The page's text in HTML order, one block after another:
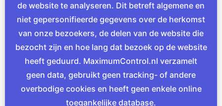
de website te analyseren. Dit betreft algemene en
niet gepersonifieerde gegevens over de herkomst
van onze bezoekers, de delen van de website die
bezocht zijn en hoe lang dat bezoek op de website
heeft geduurd. MaximumControl.nl verzamelt
geen data, gebruikt geen tracking- of andere
overbodige cookies en heeft geen enkele online
toegankelijke database.